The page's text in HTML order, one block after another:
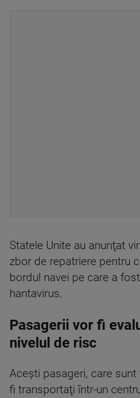
Statele Unite au anunţat
zbor de repatriere pentru
bordul navei pe care a
hantavirus.
Pasagerii vor fi
nivelul de risc
Aceşti pasageri, care
fi transportaţi într-un